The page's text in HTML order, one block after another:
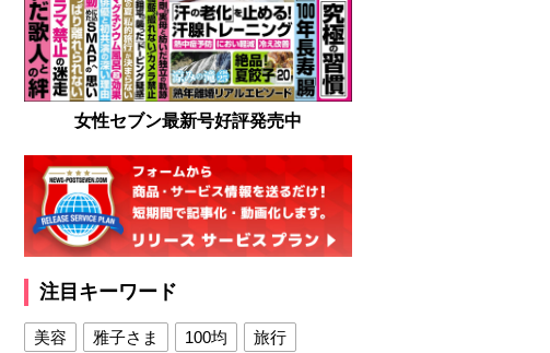
女性セブン最新号好評発売中
注目キーワード
美容 雅子さま 100均
旅行